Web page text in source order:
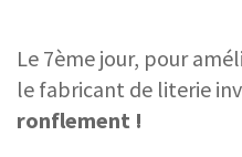
Le 7ème jour, pour
le fabricant de literie
ronflement !